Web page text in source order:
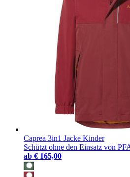
Caprea 3in1 Jacke Kinder
Schützt ohne den Einsatz von
ab € 165,00